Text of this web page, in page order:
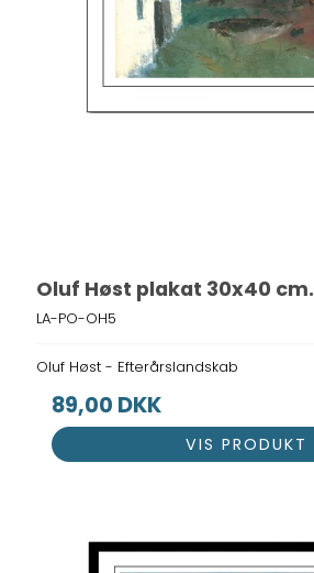
Oluf Høst plakat 30x40 cm.
LA-PO-OH5
Oluf Høst - Efterårslandskab
89,00 DKK
VIS PRODUKT